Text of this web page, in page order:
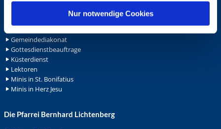
Nur notwendige Cookies
Gemeindediakonat
Gottesdienstbeauftrage
Küsterdienst
Lektoren
Minis in St. Bonifatius
Minis in Herz Jesu
Die Pfarrei Bernhard Lichtenberg